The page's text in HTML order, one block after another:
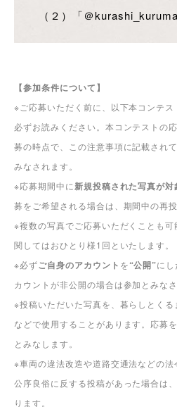
（２）「＠
【参加条件について】
※ご応募いただく前に、以下本コンテ
必ずお読みください。 本コンテストの
募の時点で、この注意事項に記載され
みなされます。
※応募期間中に新規投稿された写真が対
募をご希望される場合は、期間中の再
※複数の写真でご応募いただくことも
関してはおひとり様1回といたします。
※必ずご自身のアカウント を“公開”に
カウントが非公開の場合は参加とみなさ
※投稿いただいた写真を、暮らしとく
などで使用することがあります。応募
とみなします。
※車両の違法改造や道路交通法などの
公序良俗に反する投稿があった場合は
ります。